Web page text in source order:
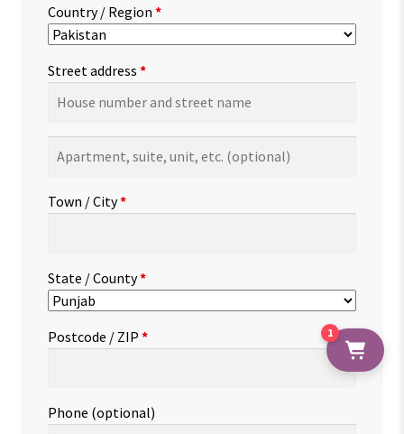
Country / Region *
Street address *
suite,
etc.(optional)
Town / City*
State / County*
Postcode / ZIP *
Phone (optional)
1